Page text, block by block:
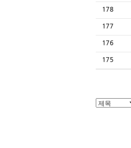
178
177
176
175